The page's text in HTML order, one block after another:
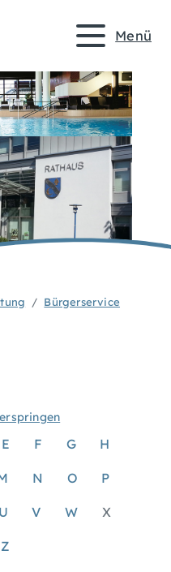
Menü
Bürgerservice
E F G H
N O P
U V W X
Z